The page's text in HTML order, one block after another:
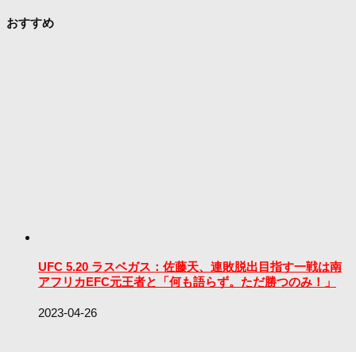
おすすめ
UFC 5.20 ラスベガス：佐藤天、連敗脱出目指す一戦は南
アフリカEFC元王者と「何も語らず。ただ勝つのみ！」
2023-04-26